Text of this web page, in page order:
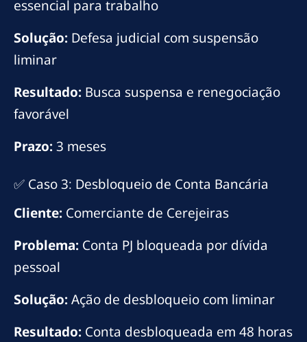
essencial para trabalho
Solução: Defesa judicial com suspensão
liminar
Resultado: Busca suspensa e renegociação
favorável
Prazo:3 meses
✅ Caso 3: Desbloqueio de Conta Bancária
Cliente: Comerciante de Cerejeiras
Problema: Conta PJ bloqueada por dívida
pessoal
Solução:Ação de desbloqueio com liminar
Resultado: Conta desbloqueada em 48 horas